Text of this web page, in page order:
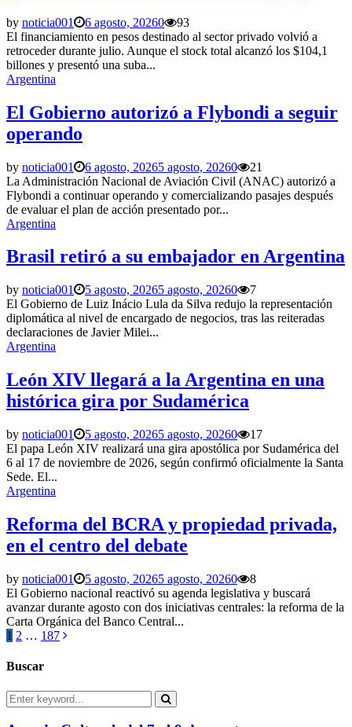
by noticia001 6 agosto, 20260
93
El financiamiento en pesos destinado al sector privado volvió a
retroceder durante julio. Aunque el stock total alcanzó los $104,1
billones y presentó una suba...
Argentina
El Gobierno autorizó a Flybondi a seguir
operando
by noticia001 6 agosto, 20265 agosto, 20260
21
La Administración Nacional de Aviación Civil (ANAC) autorizó a
Flybondi a continuar operando y comercializando pasajes después
de evaluar el plan de acción presentado por...
Argentina
Brasil retiró a su embajador en Argentina
by noticia001 5 agosto, 20265 agosto, 20260
7
El Gobierno de Luiz Inácio Lula da Silva redujo la representación
diplomática al nivel de encargado de negocios, tras las reiteradas
declaraciones de Javier Milei...
Argentina
León XIV llegará a la Argentina en una
histórica gira por Sudamérica
by noticia001 5 agosto, 20265 agosto, 20260
17
El papa León XIV realizará una gira apostólica por Sudamérica del
6 al 17 de noviembre de 2026, según confirmó oficialmente la Santa
Sede. El...
Argentina
Reforma del BCRA y propiedad privada,
en el centro del debate
by noticia001 5 agosto, 20265 agosto, 20260
8
El Gobierno nacional reactivó su agenda legislativa y buscará
avanzar durante agosto con dos iniciativas centrales: la reforma de la
Carta Orgánica del Banco Central...
Paginación
de
1 2 … 187
Buscar
Search
for:
Search